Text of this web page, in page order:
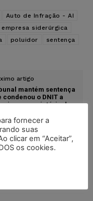
Auto de Infração - AI
empresa siderúrgica
poluidor
sentença
artigo
mantém sentença
condenou o DNIT a
proprietária de
de rodovia
fornecer a
suas
clicar em “Aceitar”,
os cookies.